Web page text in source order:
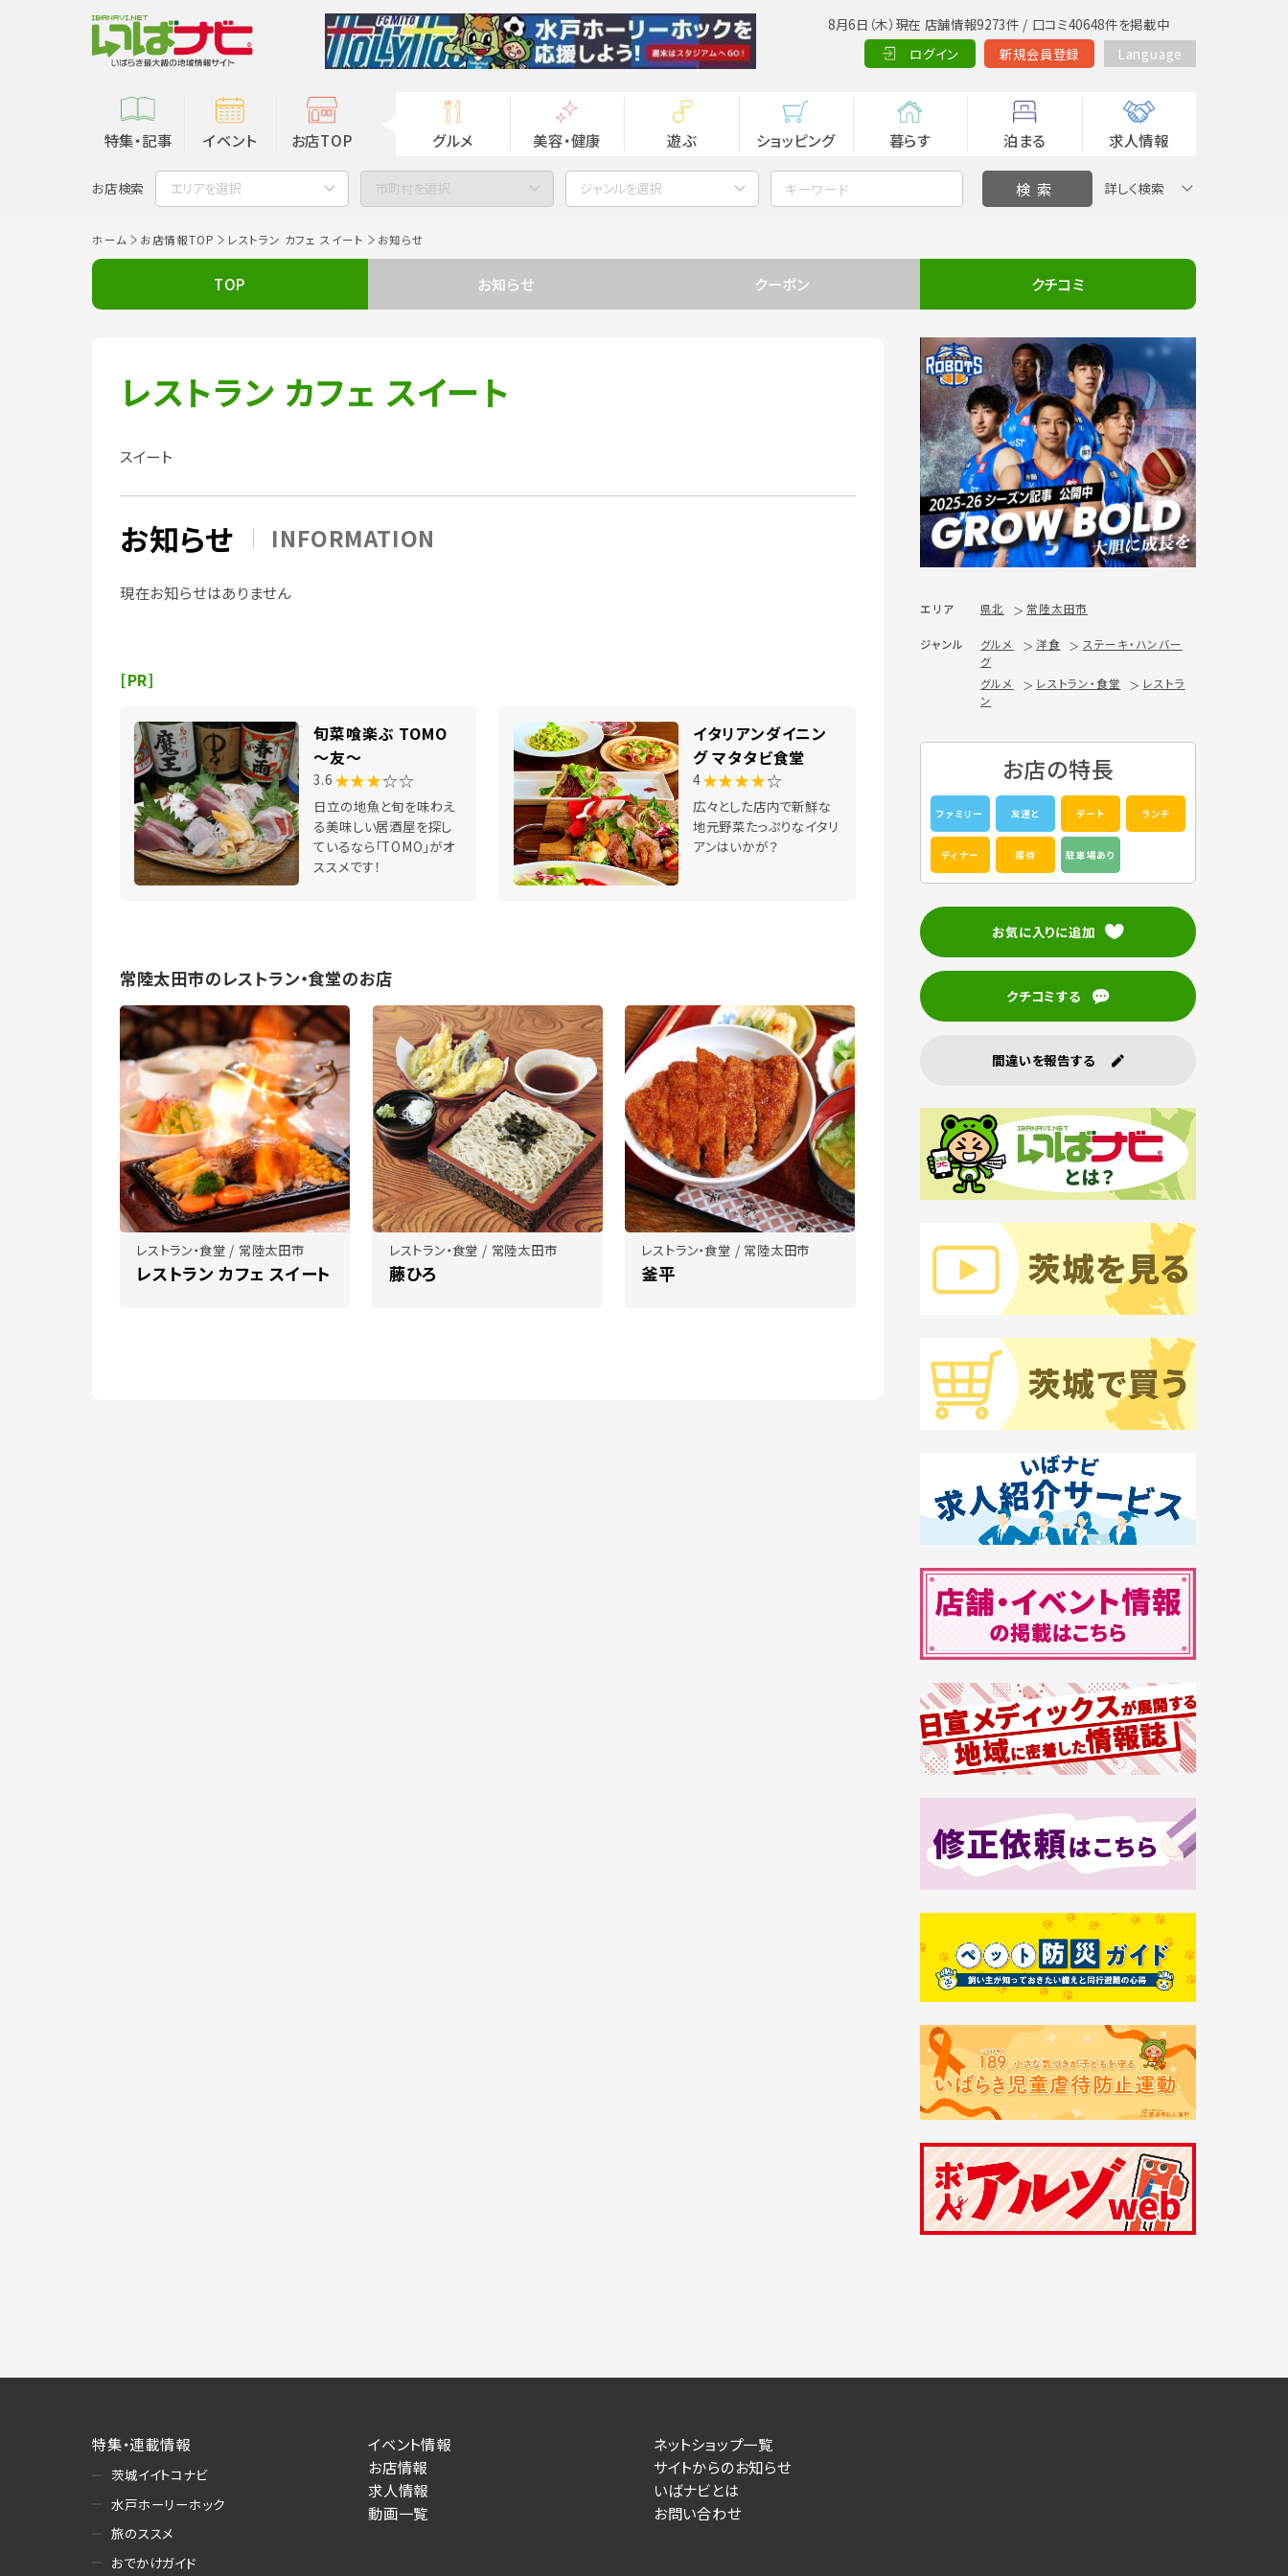
8月6日（木）現在 店舗情報9273件 / 口コミ40648件を掲載中
ログイン
新規会員登録 Language
特集・記事 イベント お店TOP グルメ 美容・健康 遊ぶ ショッピング 暮らす 泊まる 求人情報
お店検索 エリアを選択 市町村を選択 ジャンルを選択 詳しく検索
ホーム お店情報TOP レストラン カフェ スイート お知らせ
TOP お知らせ クーポン クチコミ
レストラン カフェ スイート
スイート
お知らせ INFORMATION
現在お知らせはありません
[PR]
旬菜喰楽ぶ TOMO
～友～
3.6 ★★★☆☆
日立の地魚と旬を味わえ
る美味しい居酒屋を探し
ているなら「TOMO」がオ
ススメです！
イタリアンダイニン
グ マタタビ食堂
4★★★★☆
広々とした店内で新鮮な
地元野菜たっぷりなイタリ
アンはいかが？
常陸太田市のレストラン・食堂のお店
レストラン・食堂 / 常陸太田市
レストラン カフェ スイート
レストラン・食堂 / 常陸太田市
藤ひろ
レストラン・食堂 / 常陸太田市
釜平
エリア 県北 常陸太田市
ジャンル グルメ 洋食
ステーキ・ハンバー
グ
グルメ
レストラン・食堂
レストラ
ン
お店の特長
ファミリー 友達と デート ランチ
ディナー 接待 駐車場あり
お気に入りに追加
クチコミする
間違いを報告する
特集・連載情報
茨城イイトコナビ
水戸ホーリーホック
旅のススメ
おでかけガイド
イベント情報
お店情報
求人情報
動画一覧
ネットショップ一覧
サイトからのお知らせ
いばナビとは
お問い合わせ